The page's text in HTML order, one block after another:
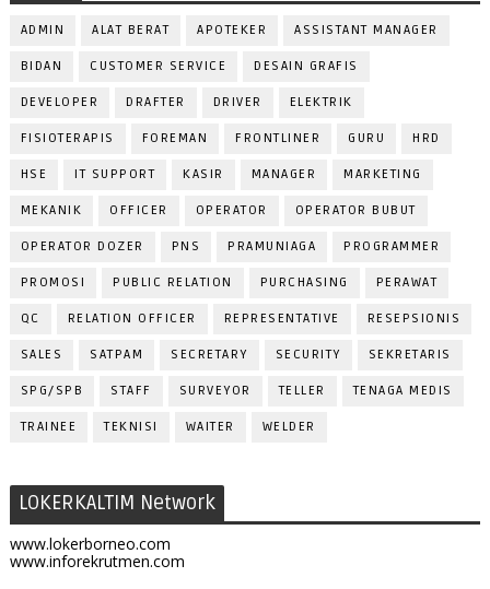
ADMIN ALAT BERAT APOTEKER ASSISTANT MANAGER
BIDAN CUSTOMER SERVICE DESAIN GRAFIS
DEVELOPER DRAFTER DRIVER ELEKTRIK
FISIOTERAPIS FOREMAN FRONTLINER GURU HRD
HSE IT SUPPORT KASIR MANAGER MARKETING
MEKANIK OFFICER OPERATOR OPERATOR BUBUT
OPERATOR DOZER PNS PRAMUNIAGA PROGRAMMER
PROMOSI PUBLIC RELATION PURCHASING PERAWAT
QC RELATION OFFICER REPRESENTATIVE RESEPSIONIS
SALES SATPAM SECRETARY SECURITY SEKRETARIS
SPG/SPB STAFF SURVEYOR TELLER TENAGA MEDIS
TRAINEE TEKNISI WAITER WELDER
LOKERKALTIM Network
www.lokerborneo.com
www.inforekrutmen.com